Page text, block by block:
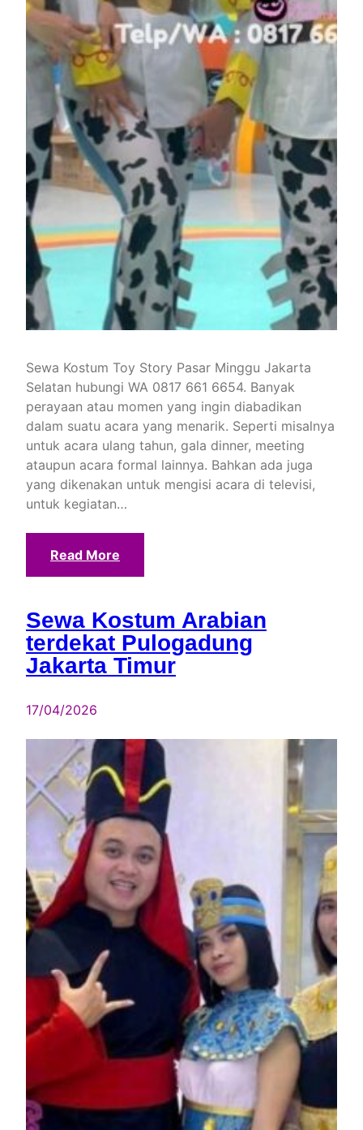
Sewa Kostum Toy Story Pasar Minggu Jakarta
Selatan hubungi WA 0817 661 6654. Banyak
perayaan atau momen yang ingin diabadikan
dalam suatu acara yang menarik. Seperti misalnya
untuk acara ulang tahun, gala dinner, meeting
ataupun acara formal lainnya. Bahkan ada juga
yang dikenakan untuk mengisi acara di televisi,
untuk kegiatan…
Read More
Sewa Kostum Arabian
terdekat Pulogadung
Jakarta Timur
17/04/2026